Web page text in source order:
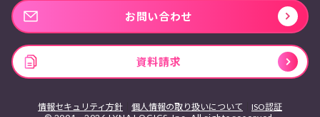
お問い合わせ
資料請求
情報セキュリティ方針 個人情報の取り扱いについて ISO認証